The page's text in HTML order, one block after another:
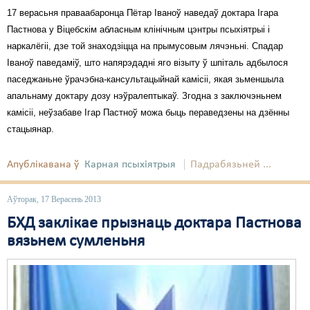
17 верасьня праваабаронца Пётар Іваноў наведаў доктара Ігара
Пастнова у Віцебскім абласным клінічным цэнтры псыхіятрыі і
наркалёгіі, дзе той знаходзіцца на прымусовым лячэньні. Спадар
Іваноў паведаміў, што напярэдадні яго візыту ў шпіталь адбылося
паседжаньне ўрачэбна-кансультацыйнай камісіі, якая зьменшыла
апальнаму доктару дозу нэўралептыкаў. Згодна з заключэньнем
камісіі, неўзабаве Ігар Пастноў можа быць пераведзены на дзённы
стацыянар.
Апублікавана ў Карная псыхіятрыя Падрабязьней ...
Аўторак, 17 Верасень 2013
БХД заклікае прызнаць доктара Пастнова
вязьнем сумленьня